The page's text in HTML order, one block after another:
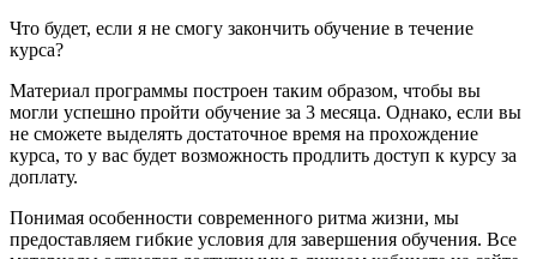
Что будет, если я не смогу закончить обучение в течение
курса?
Материал программы построен таким образом, чтобы вы
могли успешно пройти обучение за 3 месяца. Однако, если вы
не сможете выделять достаточное время на прохождение
курса, то у вас будет возможность продлить доступ к курсу за
доплату.
Понимая особенности современного ритма жизни, мы
предоставляем гибкие условия для завершения обучения. Все